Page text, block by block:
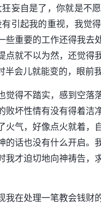
妄自是了，你就是不
引起我的重视，我觉
些重要的工作还得我
点就不以为然，还觉
会儿就能变的，眼前
觉得不踏实，感到空
败坏性情有没有得着
火气，好像点火就着，
的话也没有什么开启
我才迫切地向神祷告
在处理一笔教会钱财